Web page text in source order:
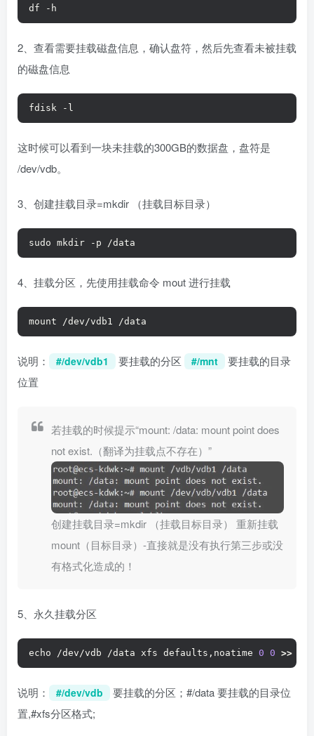
df -h
2、查看需要挂载磁盘信息，确认盘符，然后先查看未被挂载
的磁盘信息
fdisk -l
这时候可以看到一块未挂载的300GB的数据盘，盘符是
/dev/vdb。
3、创建挂载目录=mkdir （挂载目标目录）
sudo mkdir -p /data
4、挂载分区，先使用挂载命令 mout 进行挂载
mount /dev/vdb1 /data
说明： #/dev/vdb1 要挂载的分区 #/mnt
要挂载的目录
位置
若挂载的时候提示“mount: /data: mount point does
not exist.（翻译为挂载点不存在）”
创建挂载目录=mkdir （挂载目标目录） 重新挂载
mount（目标目录）-直接就是没有执行第三步或没
有格式化造成的！
5、永久挂载分区
echo /dev/vdb /data xfs defaults,noatime 0 0 >>
说明： #/dev/vdb
要挂载的分区；#/data 要挂载的目录位
置,#xfs分区格式;